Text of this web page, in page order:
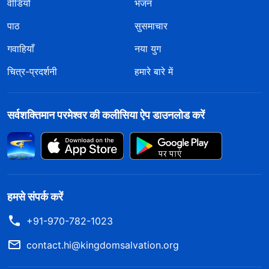
वीडियो
भजन
पाठ
सुसमाचार
गवाहियाँ
नया युग
चित्र-प्रदर्शनी
हमारे बारे में
सर्वशक्तिमान परमेश्वर की कलीसिया ऐप डाउनलोड करें
हमसे संपर्क करें
+91-970-782-1023
contact.hi@kingdomsalvation.org